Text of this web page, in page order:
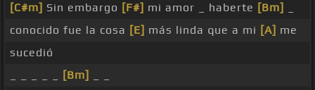
[C#m] Sin embargo [F#] mi amor _ haberte [Bm]
conocido fue la cosa [E] más linda que a mi [A] me
sucedió
[Bm]